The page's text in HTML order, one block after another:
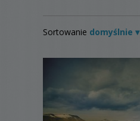
Sortowanie domyślnie ▾